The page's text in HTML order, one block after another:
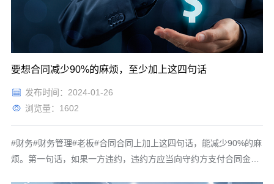
要想合同减少90%的麻烦，至少加上这四句话
发布时间：2024-01-26
浏览量：1602
#财务#财务管理#老板#合同合同上加上这四句话，能减少90%的麻
烦。第一句话，如果一方违约，违约方应当向守约方支付合同金额